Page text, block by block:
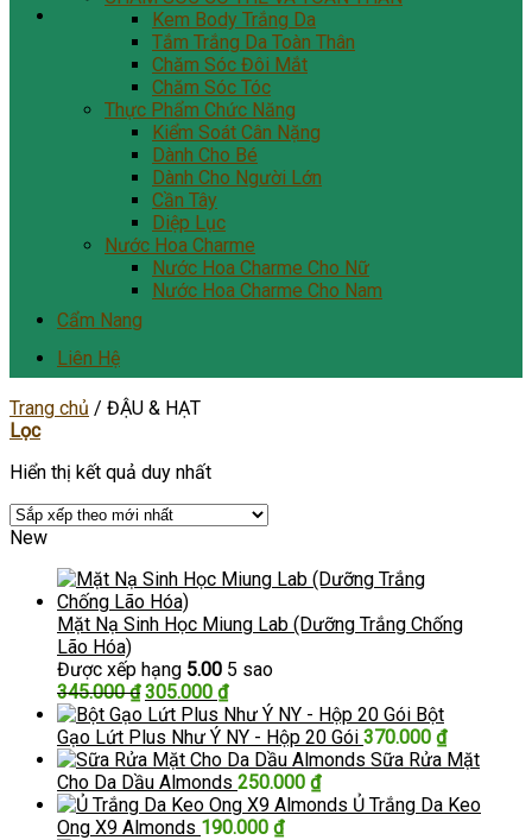
Kem Body Trắng Da
Tắm Trắng Da Toàn Thân
Chăm Sóc Đôi Mắt
Chăm Sóc Tóc
Thực Phẩm Chức Năng
Kiểm Soát Cân Nặng
Dành Cho Bé
Dành Cho Người Lớn
Cần Tây
Diệp Lục
Nước Hoa Charme
Nước Hoa Charme Cho Nữ
Nước Hoa Charme Cho Nam
Cẩm Nang
Liên Hệ
Trang chủ / ĐẬU & HẠT
Lọc
Hiển thị kết quả duy nhất
New
Mặt Nạ Sinh Học Miung Lab (Dưỡng Trắng Chống
Lão Hóa)
Được xếp hạng 5.00 5 sao
345.000₫ Giá
gốc
là:
345.000 ₫.
305.000 ₫Giá
hiện
tại
là:
305.000 ₫.
Bột
Gạo Lứt Plus Như Ý NY - Hộp 20 Gói 370.000 ₫
Sữa Rửa Mặt
Cho Da Dầu Almonds 250.000 ₫
Ủ Trắng Da Keo
Ong X9 Almonds 190.000 ₫